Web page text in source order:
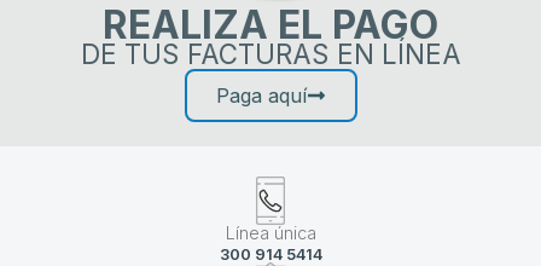
REALIZA EL PAGO
DE TUS FACTURAS EN LÍNEA
Paga aquí
Línea única
300 914 5414